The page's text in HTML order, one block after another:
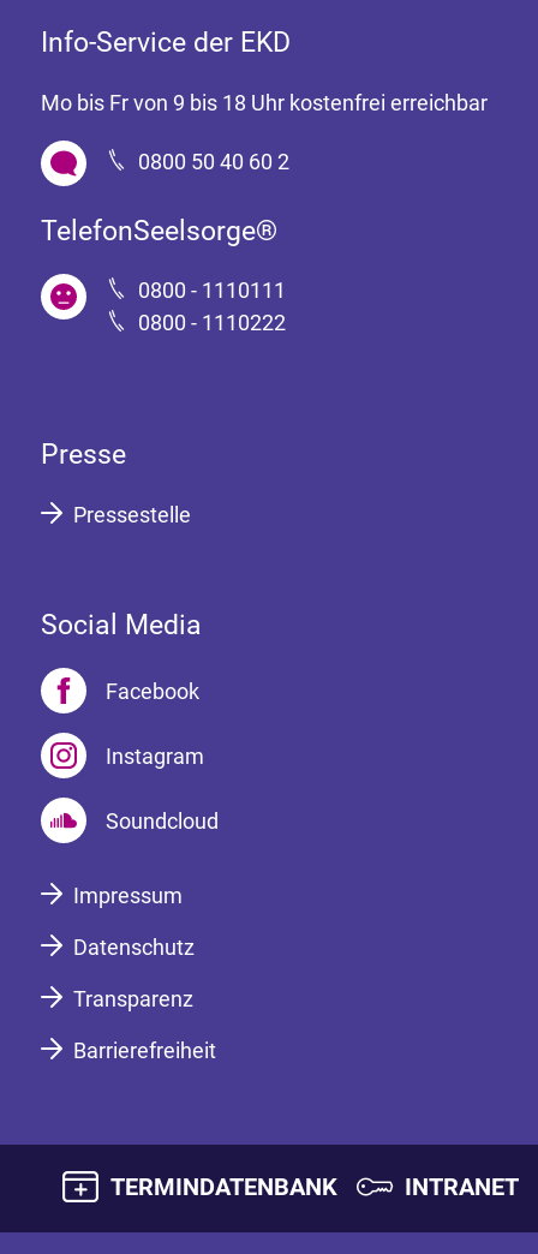
Info-Service der EKD
Mo bis Fr von 9 bis 18 Uhr kostenfrei erreichbar
0800 50 40 60 2
TelefonSeelsorge®
0800 - 1110111
0800 - 1110222
Presse
Pressestelle
Social Media
Facebook
Instagram
Soundcloud
Impressum
Datenschutz
Transparenz
Barrierefreiheit
TERMINDATENBANK INTRANET